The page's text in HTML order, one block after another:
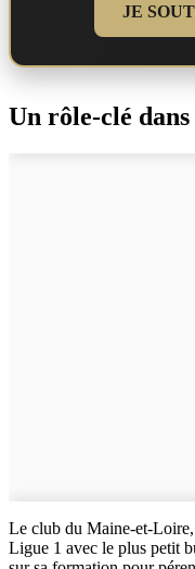
JE
Un rôle-clé
Le club du Maine-et-
Ligue 1 avec le plus petit